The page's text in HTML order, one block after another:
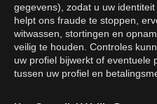
gegevens), zodat u uw
helpt ons fraude te stoppen,
witwassen, stortingen en
veilig te houden. Controles
uw profiel bijwerkt of eventuele
tussen uw profiel en